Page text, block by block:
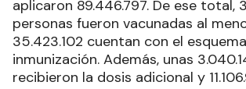
aplicaron 89.446.797. De ese total,
personas fueron vacunadas al
35.423.102 cuentan con el
inmunización. Además, unas
recibieron la dosis adicional y